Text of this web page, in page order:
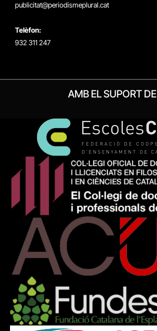
publicitat@periodismeplural.cat
Telèfon:
932 311 247
AMB EL SUPORT DE